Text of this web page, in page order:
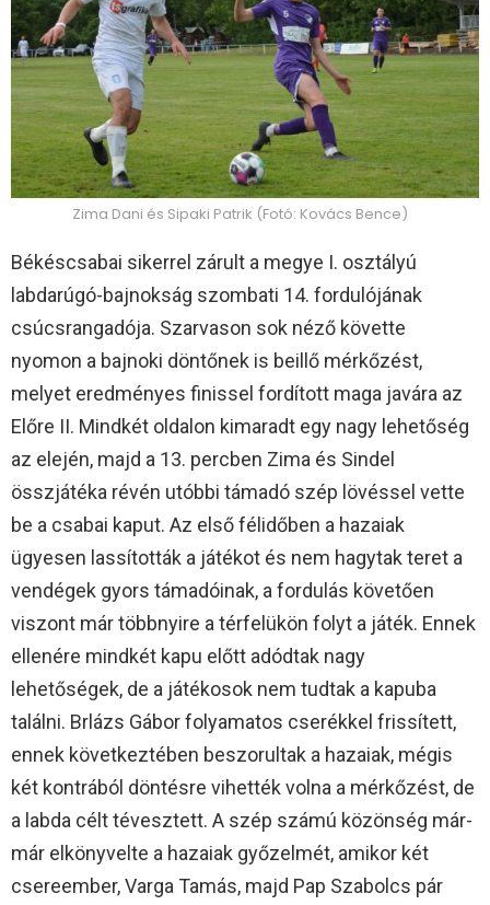
Zima Dani és Sipaki Patrik (Fotó: Kovács Bence)
Békéscsabai sikerrel zárult a megye I. osztályú
labdarúgó-bajnokság szombati 14. fordulójának
csúcsrangadója. Szarvason sok néző követte
nyomon a bajnoki döntőnek is beillő mérkőzést,
melyet eredményes finissel fordított maga javára az
Előre II. Mindkét oldalon kimaradt egy nagy lehetőség
az elején, majd a 13. percben Zima és Sindel
összjátéka révén utóbbi támadó szép lövéssel vette
be a csabai kaput. Az első félidőben a hazaiak
ügyesen lassították a játékot és nem hagytak teret a
vendégek gyors támadóinak, a fordulás követően
viszont már többnyire a térfelükön folyt a játék. Ennek
ellenére mindkét kapu előtt adódtak nagy
lehetőségek, de a játékosok nem tudtak a kapuba
találni. Brlázs Gábor folyamatos cserékkel frissített,
ennek következtében beszorultak a hazaiak, mégis
két kontrából döntésre vihették volna a mérkőzést, de
a labda célt tévesztett. A szép számú közönség már-
már elkönyvelte a hazaiak győzelmét, amikor két
csereember, Varga Tamás, majd Pap Szabolcs pár